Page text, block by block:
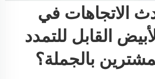
الاتجاهات في
القابل للتمدد
بالجملة؟